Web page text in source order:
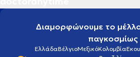
Διαμορφώνουμε το
παγκοσμίως
ΕλλάδαΒέλγιοΜεξικόΚολομβία